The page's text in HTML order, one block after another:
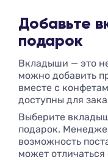
Добавьте
подарок
Вкладыши — это
можно добавить
вместе с
доступны для
Выберите
подарок.
возможность
может